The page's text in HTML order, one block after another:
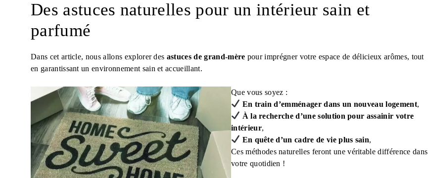
Des astuces naturelles pour un intérieur sain et
parfumé
Dans cet article, nous allons explorer des astuces de grand-mère pour imprégner votre espace de délicieux arômes, tout
en garantissant un environnement sain et accueillant.
Que vous soyez :
En train d’emménager dans un nouveau logement,
À la recherche d’une solution pour assainir votre
intérieur,
En quête d’un cadre de vie plus sain,
Ces méthodes naturelles feront une véritable différence dans
votre quotidien !